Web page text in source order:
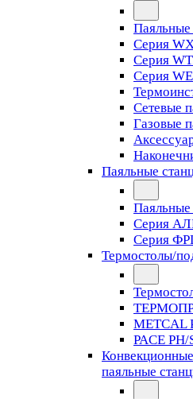
Серия
Серия
Серия WE
Сетевые
Газовые
Паяльные
Серия
Серия
Термостолы/
METCAL
PACE PH/
паяльные